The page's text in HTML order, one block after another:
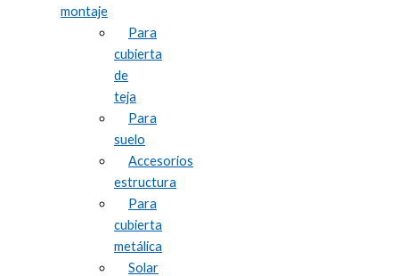
montaje
Para
cubierta
de
teja
Para
suelo
Accesorios
estructura
Para
cubierta
metálica
Solar